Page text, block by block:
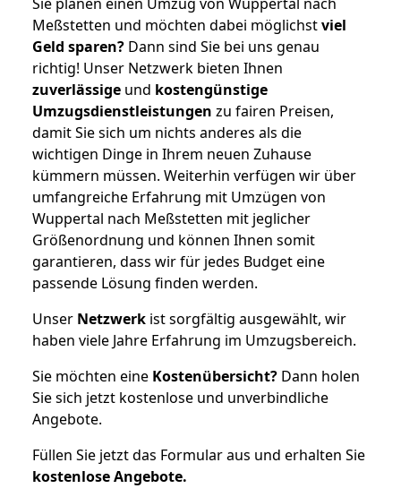
Meßstetten und möchten dabei möglichstviel
Geld sparen? Dann sind Sie bei uns genau
richtig! Unser Netzwerk bieten Ihnen
zuverlässige und kostengünstige
Umzugsdienstleistungen zu fairen Preisen,
damit Sie sich um nichts anderes als die
wichtigen Dinge in Ihrem neuen Zuhause
kümmern müssen. Weiterhin verfügen wir über
umfangreiche Erfahrung mit Umzügen von
Wuppertal nach Meßstetten mit jeglicher
Größenordnung und können Ihnen somit
garantieren, dass wir für jedes Budget eine
passende Lösung finden werden.
Unser Netzwerk ist sorgfältig ausgewählt, wir
haben viele Jahre Erfahrung im Umzugsbereich.
Sie möchten eine Kostenübersicht? Dann holen
Sie sich jetzt kostenlose und unverbindliche
Angebote.
Füllen Sie jetzt das Formular aus und erhalten Sie
kostenloseAngebote.